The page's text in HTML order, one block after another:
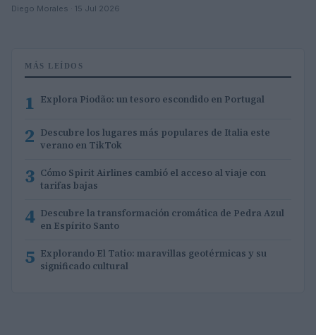
Diego Morales · 15 Jul 2026
MÁS LEÍDOS
1 Explora Piodão: un tesoro escondido en Portugal
2 Descubre los lugares más populares de Italia este
verano en TikTok
3 Cómo Spirit Airlines cambió el acceso al viaje con
tarifas bajas
4 Descubre la transformación cromática de Pedra Azul
en Espírito Santo
5 Explorando El Tatio: maravillas geotérmicas y su
significado cultural